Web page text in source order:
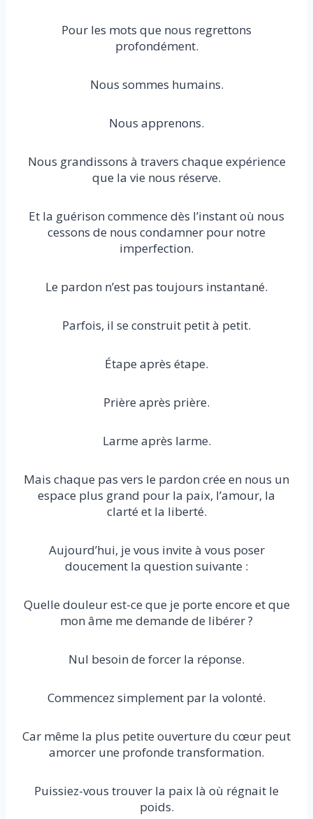
Pour les mots que nous regrettons
profondément.
Nous sommes humains.
Nous apprenons.
Nous grandissons à travers chaque expérience
que la vie nous réserve.
Et la guérison commence dès l’instant où nous
cessons de nous condamner pour notre
imperfection.
Le pardon n’est pas toujours instantané.
Parfois, il se construit petit à petit.
Étape après étape.
Prière après prière.
Larme après larme.
Mais chaque pas vers le pardon crée en nous un
espace plus grand pour la paix, l’amour, la
clarté et la liberté.
Aujourd’hui, je vous invite à vous poser
doucement la question suivante :
Quelle douleur est-ce que je porte encore et que
mon âme me demande de libérer ?
Nul besoin de forcer la réponse.
Commencez simplement par la volonté.
Car même la plus petite ouverture du cœur peut
amorcer une profonde transformation.
Puissiez-vous trouver la paix là où régnait le
poids.